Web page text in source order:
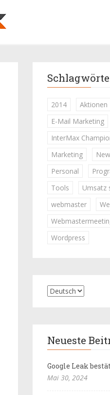
2014 Aktionen
E-Mail Marketing
InterMax
Marketing
Personal
Tools
Umsatz
webmaster
Wordpress
Neueste
Google Leak
Mai 30, 2024